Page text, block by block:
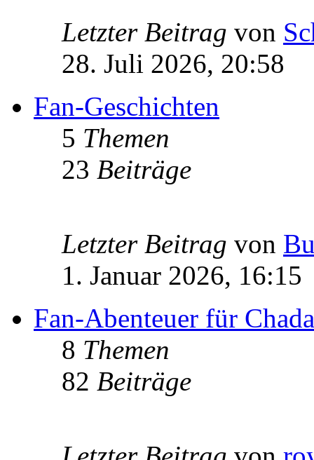
Letzter Beitrag von
28. Juli 2026, 20:58
Fan-Geschichten
5 Themen
23 Beiträge
Letzter Beitrag von
1. Januar 2026, 16:15
Fan-Abenteuer für
8 Themen
82 Beiträge